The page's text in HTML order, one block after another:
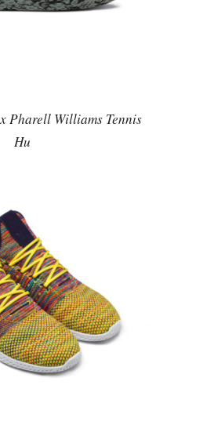
Pharell Williams Tennis
Hu